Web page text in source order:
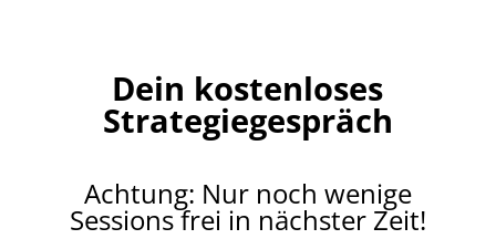
Dein kostenloses
Strategiegespräch
Achtung: Nur noch wenige
Sessions frei in nächster Zeit!